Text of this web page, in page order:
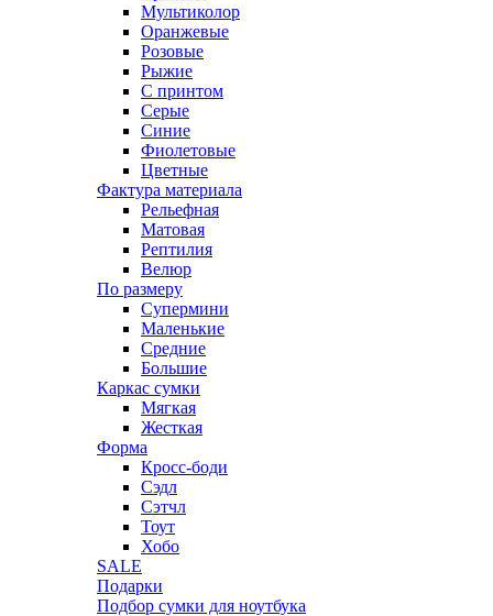
Мультиколор
Оранжевые
Розовые
Рыжие
С принтом
Серые
Синие
Фиолетовые
Цветные
Фактура материала
Рельефная
Матовая
Рептилия
Велюр
По размеру
Супермини
Маленькие
Средние
Большие
Каркас сумки
Мягкая
Жесткая
Форма
Кросс-боди
Сэдл
Сэтчл
Тоут
Хобо
SALE
Подарки
Подбор сумки для ноутбука